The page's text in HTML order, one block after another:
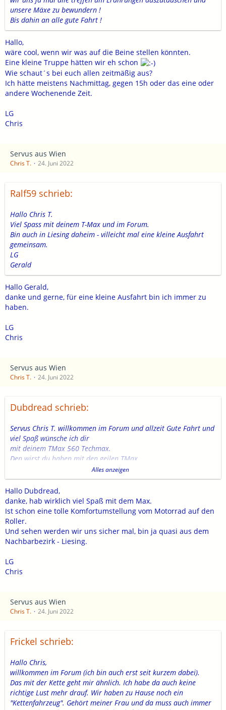
unsere Mäxe zu bewundern !
Bis dahin an alle gute Fahrt !
Hallo,
wäre cool, wenn wir was auf die Beine stellen könnten.
Eine kleine Truppe hätten wir eh schon
Wie schaut´s bei euch allen zeitmäßig aus?
Ich hätte meistens Nachmittag, gegen 15h oder das eine oder
andere Wochenende Zeit.
LG
Chris
Servus aus Wien
Chris T. 24. Juni 2022
Ralf59 schrieb:
Hallo Chris T.
Viel Spass mit deinem T-Max und im Forum.
Bin auch in Liesing daheim - villeicht mal eine kleine Ausfahrt
gemeinsam.
LG
Gerald
Hallo Gerald,
danke und gerne, für eine kleine Ausfahrt bin ich immer zu
haben.
LG
Chris
Servus aus Wien
Chris T. 24. Juni 2022
Dubdread schrieb:
Servus Chris T. willkommen im Forum und allzeit Gute Fahrt und
viel Spaß wünsche ich dir
mit deinem TMax 560 Techmax.
Den wirst du haben mit den geilen TMax.
Vielleicht sieht man sich einmal ich komme aus 1120 Wien.
Greetings Aus Wien
Alles anzeigen
Hallo Dubdread,
danke, hab wirklich viel Spaß mit dem Max.
Ist schon eine tolle Komfortumstellung vom Motorrad auf den
Roller.
Und sehen werden wir uns sicher mal, bin ja quasi aus dem
Nachbarbezirk - Liesing.
LG
Chris
Servus aus Wien
Chris T. 24. Juni 2022
Frickel schrieb:
Hallo Chris,
willkommen im Forum (ich bin auch erst seit kurzem dabei).
Das mit der Kette geht mir ähnlich. Ich habe da auch keine
richtige Lust mehr drauf. Wir haben zu Hause noch ein
"Kettenfahrzeug". Gehört meiner Frau und da muss auch immer